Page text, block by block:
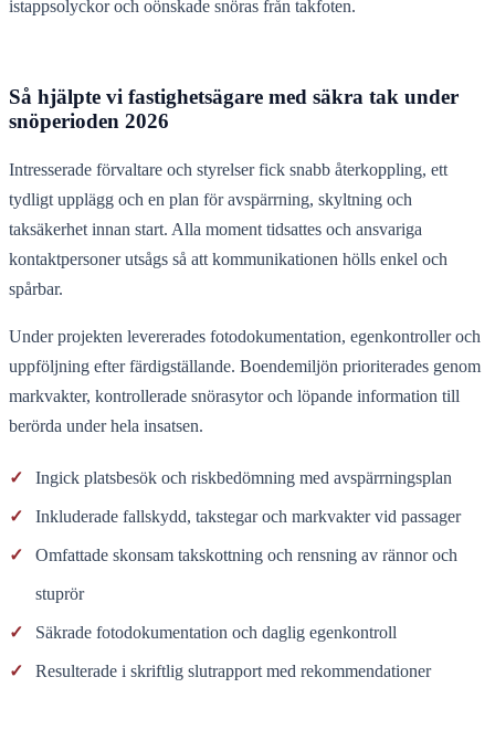
istappsolyckor och oönskade snöras från takfoten.
Så hjälpte vi fastighetsägare med säkra tak under
snöperioden 2026
Intresserade förvaltare och styrelser fick snabb återkoppling, ett
tydligt upplägg och en plan för avspärrning, skyltning och
taksäkerhet innan start. Alla moment tidsattes och ansvariga
kontaktpersoner utsågs så att kommunikationen hölls enkel och
spårbar.
Under projekten levererades fotodokumentation, egenkontroller och
uppföljning efter färdigställande. Boendemiljön prioriterades genom
markvakter, kontrollerade snörasytor och löpande information till
berörda under hela insatsen.
✓ Ingick platsbesök och riskbedömning med avspärrningsplan
✓ Inkluderade fallskydd, takstegar och markvakter vid passager
✓ Omfattade skonsam takskottning och rensning av rännor och
stuprör
✓ Säkrade fotodokumentation och daglig egenkontroll
✓ Resulterade i skriftlig slutrapport med rekommendationer